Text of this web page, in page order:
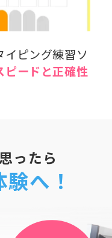
ピング練習ソ
ピードと正確性
ったら
へ！